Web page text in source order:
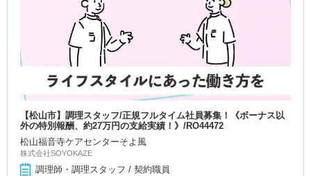
【松山市】調理スタッフ/正規フルタイム社員募集！《ボーナス以
外の特別報酬、約27万円の支給実績！》/RO44472
松山福音寺ケアセンターそよ風
株式会社SOYOKAZE
調理師・調理スタッフ / 契約職員